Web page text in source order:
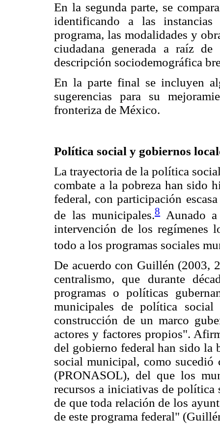
En la segunda parte, se
identificando a las
programa, las modalidades y
ciudadana generada a raíz
descripción sociodemográfica
En la parte final se incluyen
sugerencias para su
fronteriza de México.
Política social y gobiernos
La trayectoria de la política
combate a la pobreza han sido
federal, con participación
de las municipales.8Aunado a
intervención de los regímenes
todo a los programas sociales
De acuerdo con Guillén (2003,
centralismo, que durante
programas o políticas
municipales de política
construcción de un marco
actores y factores propios".
del gobierno federal han sido la
social municipal, como
(PRONASOL), del que los
recursos a iniciativas de
de que toda relación de los
de este programa federal"